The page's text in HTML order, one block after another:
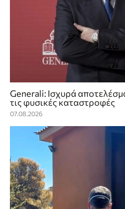
Generali: Ισχυρά
τις φυσικές καταστροφές
07.08.2026